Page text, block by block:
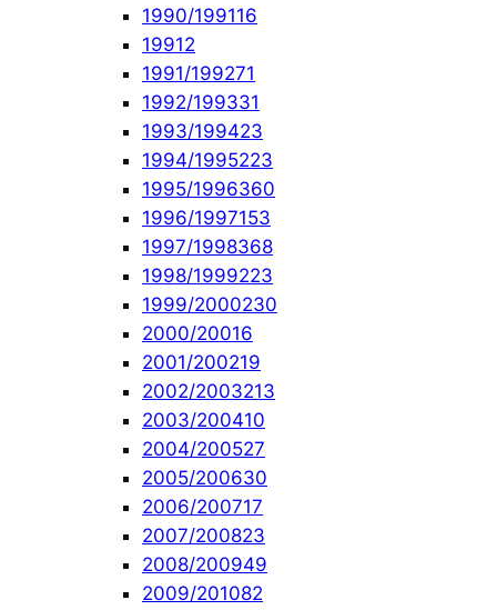
1990/199116
19912
1991/199271
1992/199331
1993/199423
1994/1995223
1995/1996360
1996/1997153
1997/1998368
1998/1999223
1999/2000230
2000/20016
2001/200219
2002/2003213
2003/200410
2004/200527
2005/200630
2006/200717
2007/200823
2008/200949
2009/201082